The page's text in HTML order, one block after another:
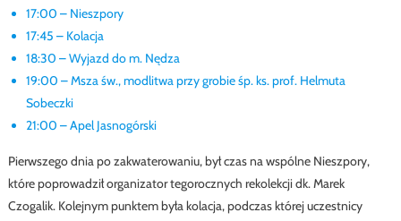
17:00 – Nieszpory
17:45 – Kolacja
18:30 – Wyjazd do m. Nędza
19:00 – Msza św., modlitwa przy grobie śp. ks. prof. Helmuta
Sobeczki
21:00 – Apel Jasnogórski
Pierwszego dnia po zakwaterowaniu, był czas na wspólne Nieszpory,
które poprowadził organizator tegorocznych rekolekcji dk. Marek
Czogalik. Kolejnym punktem była kolacja, podczas której uczestnicy